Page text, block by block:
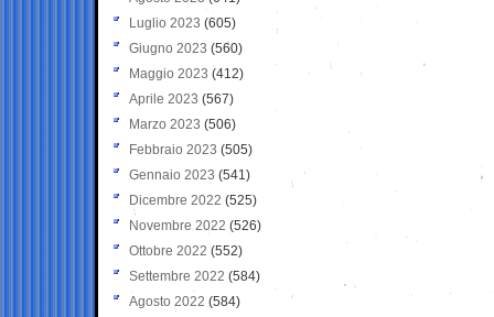
Luglio 2023 (605)
Giugno 2023 (560)
Maggio 2023 (412)
Aprile 2023 (567)
Marzo 2023 (506)
Febbraio 2023 (505)
Gennaio 2023 (541)
Dicembre 2022 (525)
Novembre 2022 (526)
Ottobre 2022 (552)
Settembre 2022 (584)
Agosto 2022 (584)